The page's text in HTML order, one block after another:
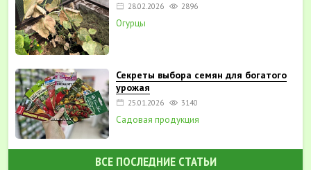
28.02.2026 2896
Огурцы
Секреты выбора семян для богатого
урожая
25.01.2026 3140
Садовая продукция
ВСЕ ПОСЛЕДНИЕ СТАТЬИ